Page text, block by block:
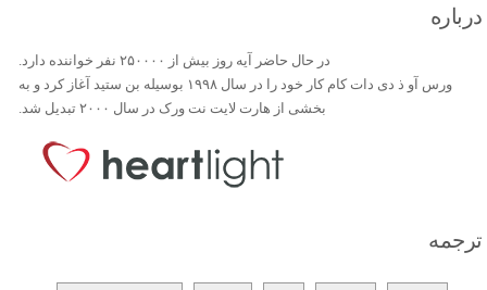
درباره
در حال حاضر آیه روز بیش از ۲۵۰۰۰۰ نفر خواننده دارد.
ورس آو ذ دی دات کام کار خود را در سال ۱۹۹۸ بوسیله بن ستید آغاز کرد و به
بخشی از هارت لایت نت ورک در سال ۲۰۰۰ تبدیل شد.
ترجمه